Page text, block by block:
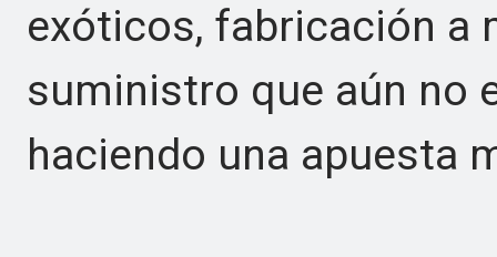
exóticos, fabricación a
suministro que aún no
haciendo una apuesta